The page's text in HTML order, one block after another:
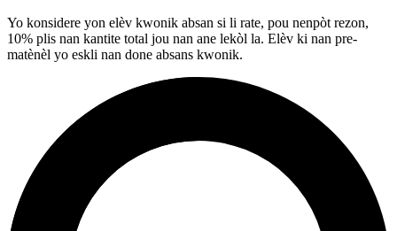
Yo konsidere yon elèv kwonik absan si li rate, pou nenpòt rezon,
10% plis nan kantite total jou nan ane lekòl la. Elèv ki nan pre-
matènèl yo eskli nan done absans kwonik.